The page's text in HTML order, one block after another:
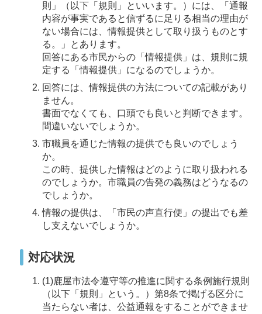
則」（以下「規則」といいます。）には、「通報
内容が事実であると信ずるに足りる相当の理由が
ない場合には、情報提供として取り扱うものとす
る。」とあります。
回答にある市民からの「情報提供」は、規則に規
定する「情報提供」になるのでしょうか。
回答には、情報提供の方法についての記載があり
ません。
書面でなくても、口頭でも良いと判断できます。
間違いないでしょうか。
市職員を通じた情報の提供でも良いのでしょう
か。
この時、提供した情報はどのように取り扱われる
のでしょうか。市職員の告発の義務はどうなるの
でしょうか。
情報の提供は、「市民の声直行便」の提出でも差
し支えないでしょうか。
対応状況
(1)鹿屋市法令遵守等の推進に関する条例施行規則
（以下「規則」という。）第8条で掲げる区分に
当たらない者は、公益通報をすることができませ